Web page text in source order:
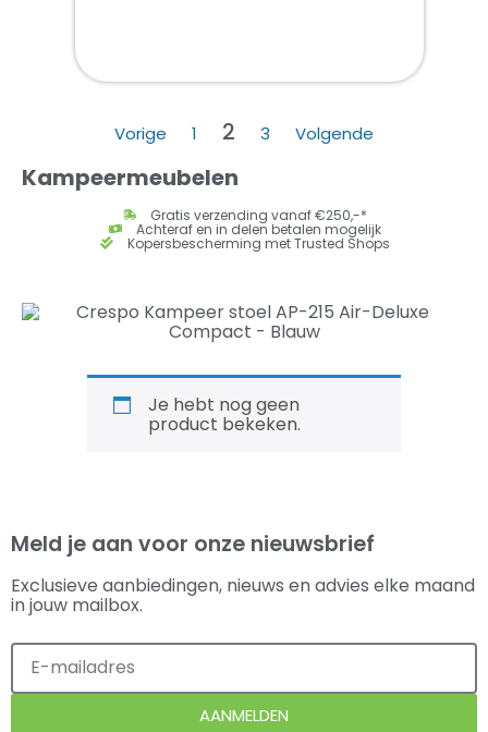
Vorige 1 2 3 Volgende
Kampeermeubelen
Gratis verzending vanaf €250,-*
Achteraf en in delen betalen mogelijk
Kopersbescherming met Trusted Shops
Je hebt nog geen
product bekeken.
Meld je aan voor onze nieuwsbrief
Exclusieve aanbiedingen, nieuws en advies elke maand
in jouw mailbox.
AANMELDEN